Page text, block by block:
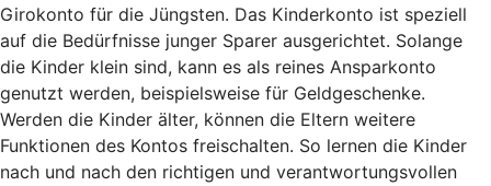
Girokonto für die Jüngsten. Das Kinderkonto ist speziell
auf die Bedürfnisse junger Sparer ausgerichtet. Solange
die Kinder klein sind, kann es als reines Ansparkonto
genutzt werden, beispielsweise für Geldgeschenke.
Werden die Kinder älter, können die Eltern weitere
Funktionen des Kontos freischalten. So lernen die Kinder
nach und nach den richtigen und verantwortungsvollen